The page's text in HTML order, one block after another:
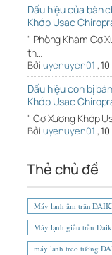
Dấu hiệu của bàn
Khớp Usac
" Phòng Khám Cơ
th…
Bởi uyenuyen01 ,
Dấu hiệu con bị
Khớp Usac
" Cơ Xương Khớp
Bởi uyenuyen01 ,
Thẻ chủ đề
Máy lạnh âm trần
Máy lạnh giấu trần
máy lạnh treo tường